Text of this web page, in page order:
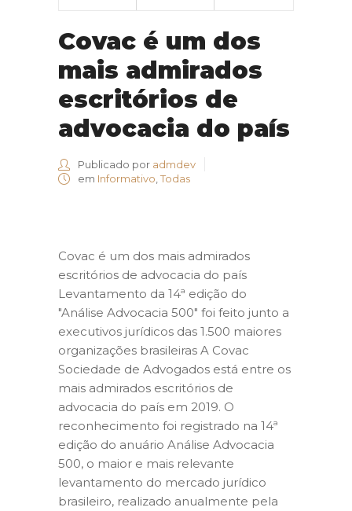
Covac é um dos
mais admirados
escritórios de
advocacia do país
Publicado por admdev
em Informativo Todas
Covac é um dos mais admirados
escritórios de advocacia do país
Levantamento da 14ª edição do
"Análise Advocacia 500" foi feito junto a
executivos jurídicos das 1.500 maiores
organizações brasileiras A Covac
Sociedade de Advogados está entre os
mais admirados escritórios de
advocacia do país em 2019. O
reconhecimento foi registrado na 14ª
edição do anuário Análise Advocacia
500, o maior e mais relevante
levantamento do mercado jurídico
brasileiro, realizado anualmente pela